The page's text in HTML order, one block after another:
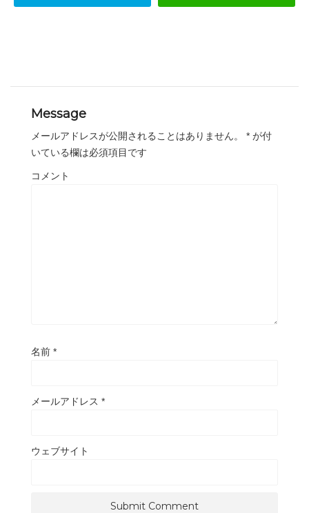
Message
メールアドレスが公開されることはありません。 * が付
いている欄は必須項目です
コメント
名前 *
メールアドレス *
ウェブサイト